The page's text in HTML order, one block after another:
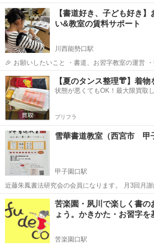
「字をきれいに書けるようになりたい」 「集中力
「落ち着いた環境で学びたい」 そんな方に向けた
学べる教室です。 子供から大人...
兵庫 三木市 大村駅 書道 競書誌
【書道好き、子ども好き
い&教室の賃料サポート
川西能勢口駅
🎉 お願いしたいこと ・書道、お習字教室の運営 ・
習字、硬筆児童 ・自社ビルの一階のレンタルスペ
そこで、書道（お習字）教室の指導 ☀️こちらができること ・場所の提
供※軌道に乗るまでサポー...
兵庫 川西市 川西能勢口駅 書道 習
【夏のタンス整理👘】着
状態が悪くてもOK！最大限買取
プリフラ
雪華書道教室（西宮市 甲
甲子園口駅
近藤朱鳳書法研究会の会員になります。 月3回月謝は3000円になりま
す。 当教室は、少人数で丁寧な指導を心がけています。 集中して丁寧
に字を書くことは、脳に良い影響を与えると科学
す。 また、挨拶など...
兵庫 西宮市 甲子園口駅 書道 少人数
苦楽園・夙川で楽しく書の
ょう。かきかた・お習字
苦楽園口駅